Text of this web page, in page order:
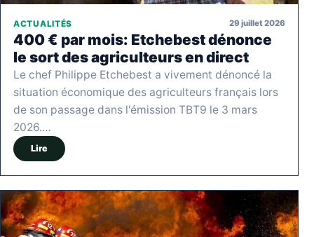
ACTUALITÉS 29 juillet 2026
400 € par mois: Etchebest dénonce
le sort des agriculteurs en direct
Le chef Philippe Etchebest a vivement dénoncé la
situation économique des agriculteurs français lors
de son passage dans l'émission TBT9 le 3 mars
2026.…
Lire